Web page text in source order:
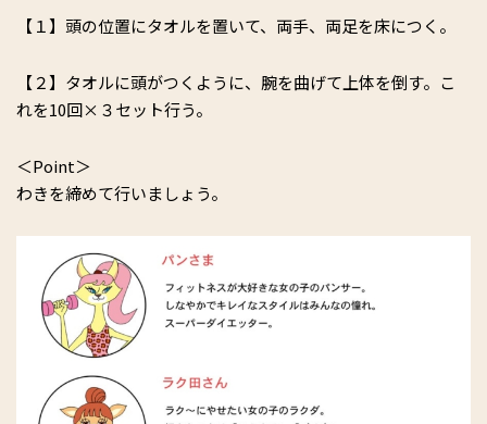
【１】頭の位置にタオルを置いて、両手、両足を床につく。
【２】タオルに頭がつくように、腕を曲げて上体を倒す。こ
れを10回×３セット行う。
＜Point＞
わきを締めて行いましょう。